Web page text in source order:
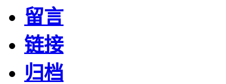
留言
链接
归档